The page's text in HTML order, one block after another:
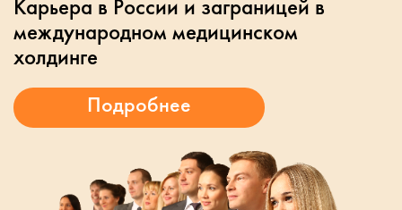
Карьера в России и заграницей в
международном медицинском
холдинге